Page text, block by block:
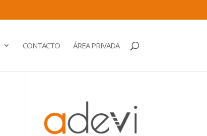
CONTACTO ÁREA PRIVADA